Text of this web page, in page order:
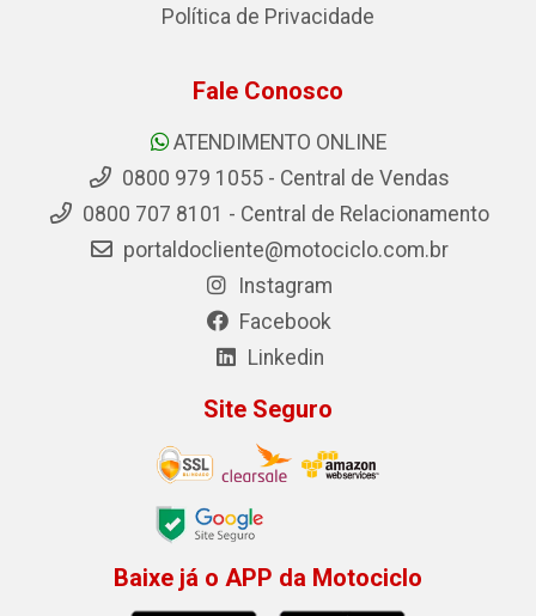
Política de Privacidade
Fale Conosco
ATENDIMENTO ONLINE
0800 979 1055 - Central de Vendas
0800 707 8101 - Central de Relacionamento
portaldocliente@motociclo.com.br
Instagram
Facebook
Linkedin
Site Seguro
Baixe já o APP da Motociclo